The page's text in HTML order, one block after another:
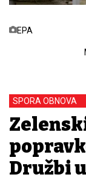
EPA
SPORA OBNOVA
Družbi